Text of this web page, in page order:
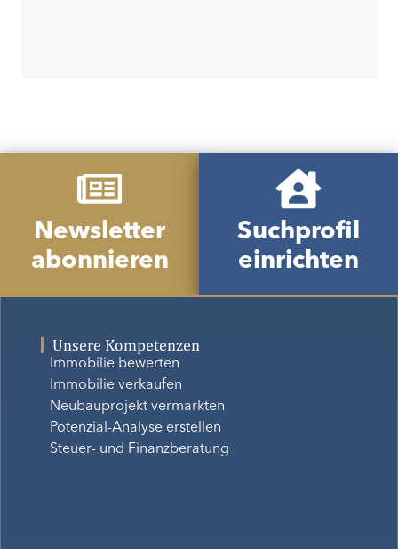
Newsletter
abonnieren
Suchprofil
einrichten
Unsere Kompetenzen
Immobilie bewerten
Immobilie verkaufen
Neubauprojekt vermarkten
Potenzial-Analyse erstellen
Steuer- und Finanzberatung